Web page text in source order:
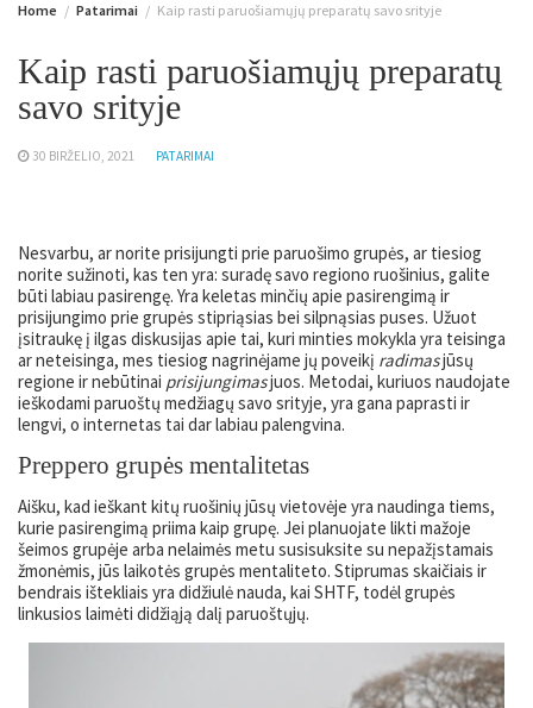
Home Patarimai Kaip rasti paruošiamųjų preparatų savo srityje
Kaip rasti paruošiamųjų preparatų
savo srityje
30 BIRŽELIO, 2021 PATARIMAI
Nesvarbu, ar norite prisijungti prie paruošimo grupės, ar tiesiog
norite sužinoti, kas ten yra: suradę savo regiono ruošinius, galite
būti labiau pasirengę. Yra keletas minčių apie pasirengimą ir
prisijungimo prie grupės stipriąsias bei silpnąsias puses. Užuot
įsitraukę į ilgas diskusijas apie tai, kuri minties mokykla yra teisinga
ar neteisinga, mes tiesiog nagrinėjame jų poveikį radimasjūsų
regione ir nebūtinai prisijungimasjuos. Metodai, kuriuos naudojate
ieškodami paruoštų medžiagų savo srityje, yra gana paprasti ir
lengvi, o internetas tai dar labiau palengvina.
Preppero grupės mentalitetas
Aišku, kad ieškant kitų ruošinių jūsų vietovėje yra naudinga tiems,
kurie pasirengimą priima kaip grupę. Jei planuojate likti mažoje
šeimos grupėje arba nelaimės metu susisuksite su nepažįstamais
žmonėmis, jūs laikotės grupės mentaliteto. Stiprumas skaičiais ir
bendrais ištekliais yra didžiulė nauda, ​​kai SHTF, todėl grupės
linkusios laimėti didžiąją dalį paruoštųjų.